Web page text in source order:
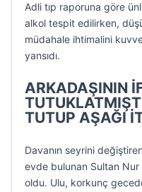
Adli tıp raporuna göre
alkol tespit edilirken,
müdahale ihtimalini
yansıdı.
ARKADAŞININ
TUTUP AŞAĞI
Davanın seyrini
evde bulunan Sultan Nur
oldu. Ulu, korkunç